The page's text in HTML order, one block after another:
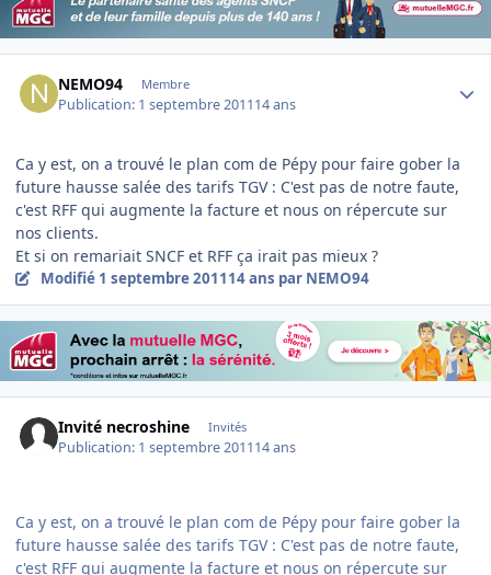
NEMO94 Membre
Publication: 1 septembre 201114 ans
Ca y est, on a trouvé le plan com de Pépy pour faire gober la
future hausse salée des tarifs TGV : C'est pas de notre faute,
c'est RFF qui augmente la facture et nous on répercute sur
nos clients.
Et si on remariait SNCF et RFF ça irait pas mieux ?
Modifié 1 septembre 201114 ans par NEMO94
Invité necroshine Invités
Publication: 1 septembre 201114 ans
Ca y est, on a trouvé le plan com de Pépy pour faire gober la
future hausse salée des tarifs TGV : C'est pas de notre faute,
c'est RFF qui augmente la facture et nous on répercute sur